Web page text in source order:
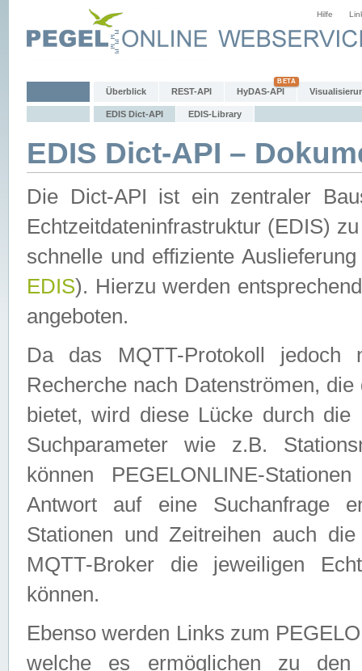
Hilfe
Überblick REST-API HyDAS-API
EDIS Dict-API EDIS-Library
EDIS Dict-API –
Die Dict-API ist ein zentraler
Echtzeitdateninfrastruktur (EDIS)
schnelle und effiziente
EDIS). Hierzu werden
angeboten.
Da das MQTT-Protokoll jedoch
Recherche nach Datenströmen,
bietet, wird diese Lücke durch die
Suchparameter wie z.B.
können PEGELONLINE-
Antwort auf eine Suchanfrage
Stationen und Zeitreihen auch
MQTT-Broker die jeweiligen
können.
Ebenso werden Links zum
welche es ermöglichen zu den